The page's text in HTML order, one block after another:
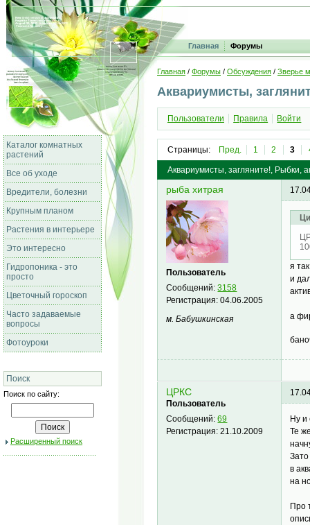
Главная Форумы
Каталог комнатных
растений
Все об уходе
Вредители, болезни
Крупным планом
Растения в интерьере
Это интересно
Гидропоника - это
просто
Цветочный гороскоп
Часто задаваемые
вопросы
Фотоуроки
Поиск
Поиск по сайту:
Расширенный поиск
Главная / Форумы / Обсуждения / Зверье
Аквариумисты,
Пользователи Правила Войти
Страницы: Пред. 1 2 3
Аквариумисты, загляните!, Рыбки,
рыба хитрая
Пользователь
Сообщений:3158
Регистрация:04.06.2005
м. Бабушкинская
я
и
а
ЦРКС
Пользователь
Сообщений:69
Регистрация:21.10.2009
Ну и
Те
в
на
Про